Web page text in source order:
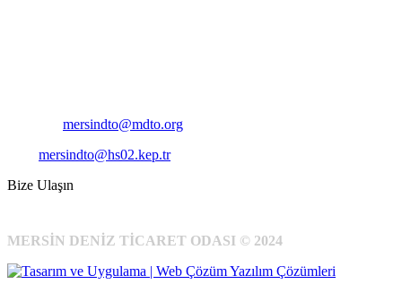
mersindto@mdto.org
mersindto@hs02.kep.tr
Bize Ulaşın
MERSİN DENİZ TİCARET ODASI © 2024